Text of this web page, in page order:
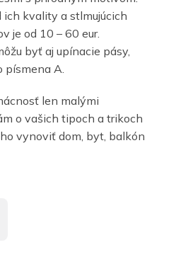
ich kvality a stlmujúcich
je od 10 – 60 eur.
byť aj upínacie pásy,
písmena A.
len malými
o vašich tipoch a trikoch
vynoviť dom, byt, balkón